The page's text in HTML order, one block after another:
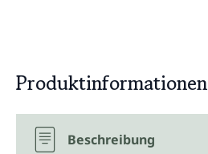
Produktinformationen
Beschreibung